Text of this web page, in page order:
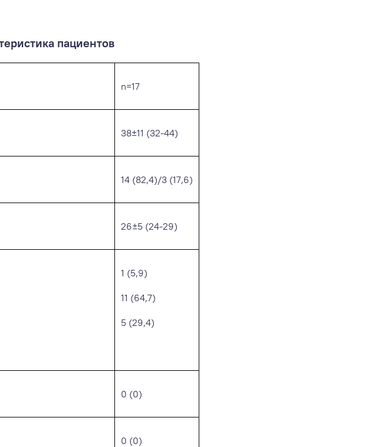
пациентов
n=17
38±11 (32-44)
14 (82,4)/3 (17,6)
26±5 (24-29)
1 (5,9)
11 (64,7)
5 (29,4)
0 (0)
0 (0)